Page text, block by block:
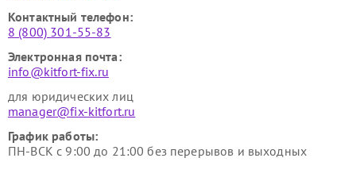
Контактный телефон:
8 (800) 301-55-83
Электронная почта:
info@kitfort-fix.ru
для юридических лиц
manager@fix-kitfort.ru
График работы:
ПН-ВСК с 9:00 до 21:00 без перерывов и выходных